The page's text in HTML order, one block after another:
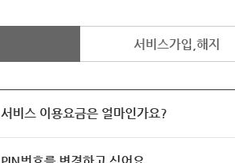
서비스가입,해지
서비스 이용요금은 얼마인가요?